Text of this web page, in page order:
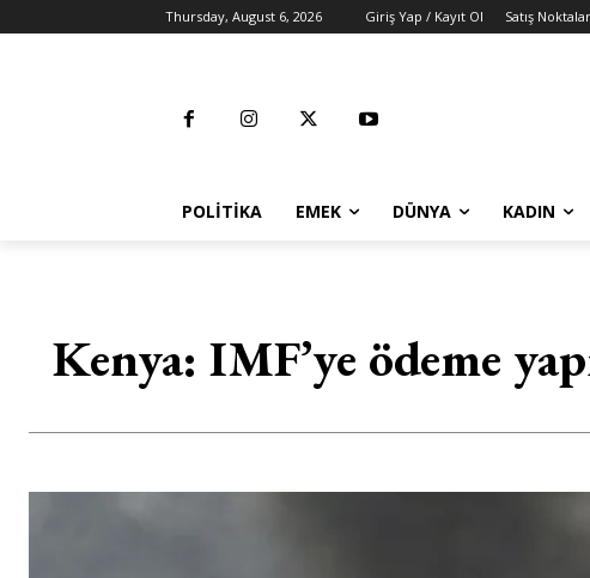
Thursday, August 6, 2026 Giriş Yap / Kayıt Ol Satış
POLITIKA EMEK DÜNYA KADIN
Kenya: IMF’ye ödeme